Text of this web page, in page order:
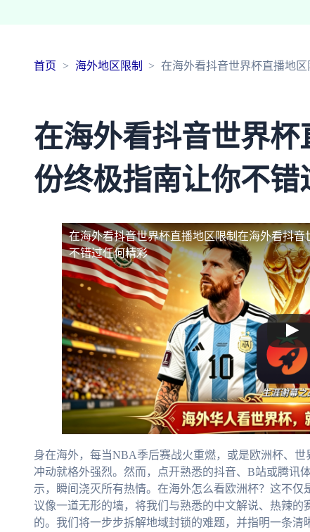
首页 海外地区限制 在海外看抖音世界杯直播地
在海外看抖音世界
份终极指南让你不错
在海外看抖音世界杯直播地区限制在海外看抖音
不错过任何精彩
身在海外，每当NBA季后赛战火重燃，或是欧洲杯、
冲动就格外强烈。然而，点开熟悉的抖音、B站或腾讯
示，瞬间浇灭所有热情。在海外怎么看欧洲杯？这不
议像一道无形的墙，将我们与熟悉的中文解说、热辣
的。我们将一步步拆解地域封锁的难题，并指明一条